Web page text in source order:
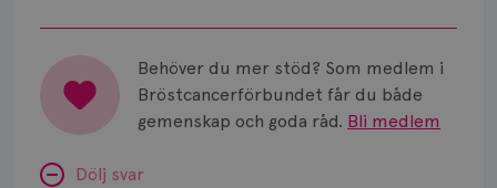
Behöver du mer stöd? Som medlem i
Bröstcancerförbundet får du både
gemenskap och goda råd. Bli medlem
Dölj svar